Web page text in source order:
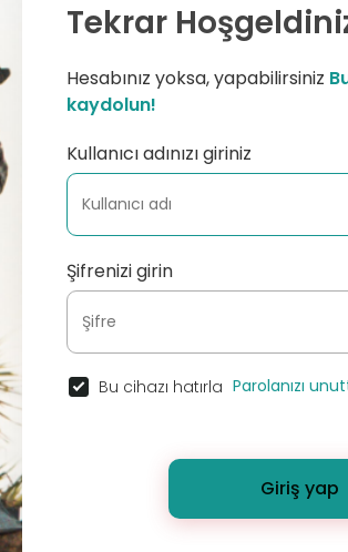
Tekrar
Hesabınız yoksa, yapabilirsiniz
kaydolun!
Kullanıcı adınızı giriniz
Şifrenizi girin
Bu cihazı hatırla Parolanızı
Giriş yap